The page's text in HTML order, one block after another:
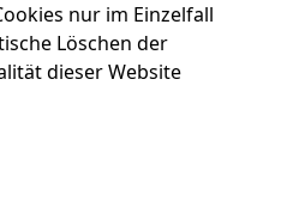
nur im Einzelfall
Löschen der
dieser Website